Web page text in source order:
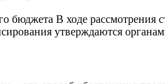
В ходе рассмотрения
утверждаются